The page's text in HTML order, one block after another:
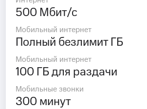
500 Мбит/с
Мобильный интернет
Полный безлимит ГБ
Мобильный интернет
100 ГБ для раздачи
Мобильные звонки
300 минут